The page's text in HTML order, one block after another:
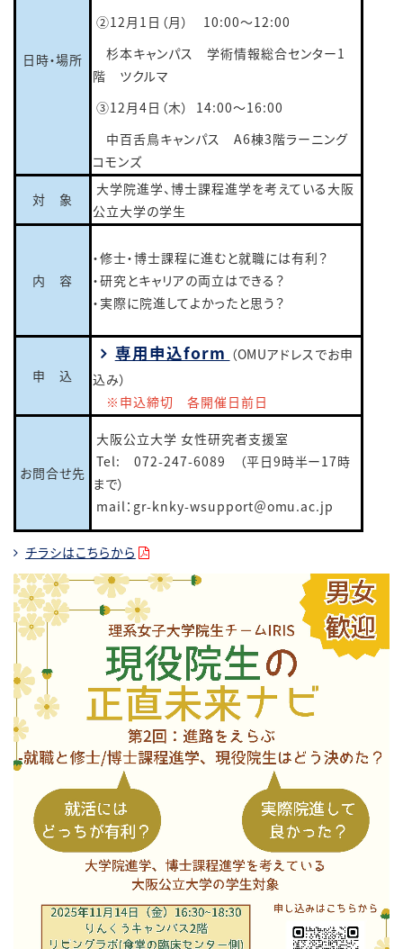
日時・場所
②12月1日（月） 10:00～12:00
杉本キャンパス 学術情報総合センター1
階 ツクルマ
③12月4日（木） 14:00～16:00
中百舌鳥キャンパス A6棟3階ラーニング
コモンズ
対 象
大学院進学、博士課程進学を考えている大阪
公立大学の学生
内 容
・修士・博士課程に進むと就職には有利？
・研究とキャリアの両立はできる？
・実際に院進してよかったと思う？
申 込
専用申込form （OMUアドレスでお申
込み）
※申込締切 各開催日前日
お問合せ先
大阪公立大学 女性研究者支援室
Tel: 072-247-6089 （平日9時半ー17時
まで）
mail：gr-knky-wsupport＠omu.ac.jp
チラシはこちらから